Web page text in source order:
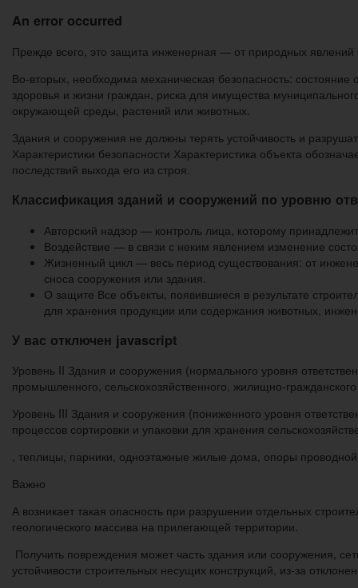
An error occurred
Прежде всего, это защита инженерная — от природных явлений
Во-вторых, необходима механическая безопасность:
здоровья и жизни граждан, риска для имущества
окружающей среды, растений или животных.
Здания и сооружения не должны терять устойчивость и
Характеристики безопасности Характеристика объекта
последствий выхода его из строя.
Классификация зданий и сооружений по уровню
Авторский надзор — контроль лица, которому
Воздействие — в связи с неким явлением изменение
Жизненный цикл — весь период существования: от
сноса сооружения или здания.
О защите Все объекты, появившиеся в результате
для хранения продукции или содержания животных,
У вас отключен javascript
Уровень II Здания и сооружения (нормального уровня
промышленного, сельскохозяйственного, жилищно-
Уровень III Здания и сооружения (пониженного уровня
процессов сортировки и упаковки для хранения
, теплицы, парники, одноэтажные жилые дома, опоры
Важно
А возникает такая опасность при разрушении отдельных
геологического массива на прилегающей территории.
Получить повреждения может часть здания или сооружения,
устойчивости строительных несущих конструкций, из-за